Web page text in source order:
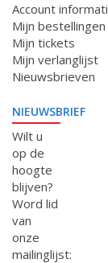
Account
Mijn bestellingen
Mijn tickets
Mijn verlanglijst
Nieuwsbrieven
NIEUWSBRIEF
Wilt u
op de
hoogte
blijven?
Word lid
van
onze
mailinglijst: